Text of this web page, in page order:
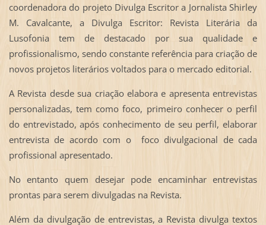
coordenadora do projeto Divulga Escritor a Jornalista Shirley
M. Cavalcante, a Divulga Escritor: Revista Literária da
Lusofonia tem de destacado por sua qualidade e
profissionalismo, sendo constante referência para criação de
novos projetos literários voltados para o mercado editorial.
A Revista desde sua criação elabora e apresenta entrevistas
personalizadas, tem como foco, primeiro conhecer o perfil
do entrevistado, após conhecimento de seu perfil, elaborar
entrevista de acordo com o foco divulgacional de cada
profissional apresentado.
No entanto quem desejar pode encaminhar entrevistas
prontas para serem divulgadas na Revista.
Além da divulgação de entrevistas, a Revista divulga textos